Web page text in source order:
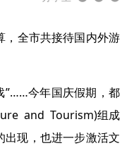
，全市共接待国内外游
”……今年国庆假期，都
and Tourism)组成
出现，也进一步激活文